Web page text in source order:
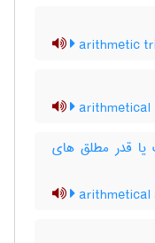
arithmetic
arithmetical
قدر مطلق های